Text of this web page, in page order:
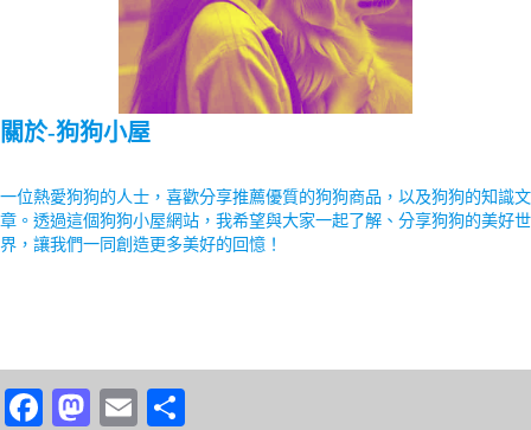
關於-狗狗小屋
一位熱愛狗狗的人士，喜歡分享推薦優質的狗狗商品，以及狗狗的知識文
章。透過這個狗狗小屋網站，我希望與大家一起了解、分享狗狗的美好世
界，讓我們一同創造更多美好的回憶！
Fa M
E